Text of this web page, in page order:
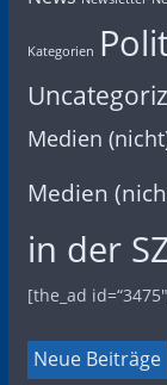
Kategorien
Medien
Medien
in der
[the_ad
Neue Beiträge